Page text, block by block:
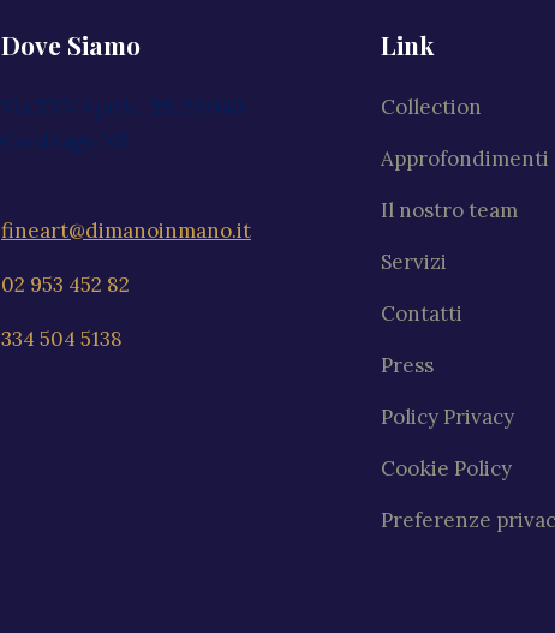
Dove Siamo
Via XXV Aprile, 59, 20040
Cambiago MI
fineart@dimanoinmano.it
02 953 452 82
334 504 5138
Link
Collection
Approfondimenti
Il nostro team
Servizi
Contatti
Press
Policy Privacy
Cookie Policy
Preferenze